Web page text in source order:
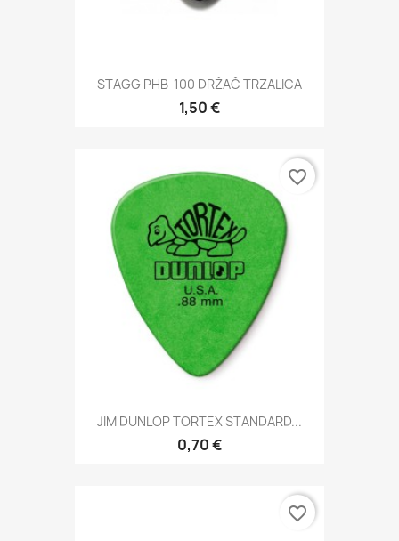
STAGG PHB-100 DRŽAČ TRZALICA
1,50 €
JIM DUNLOP TORTEX STANDARD...
0,70 €
favorite_border
favorite_border